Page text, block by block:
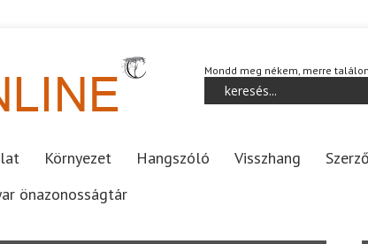
Mondd meg nékem, merre
Környezet Hangszóló Visszhang
önazonosságtár